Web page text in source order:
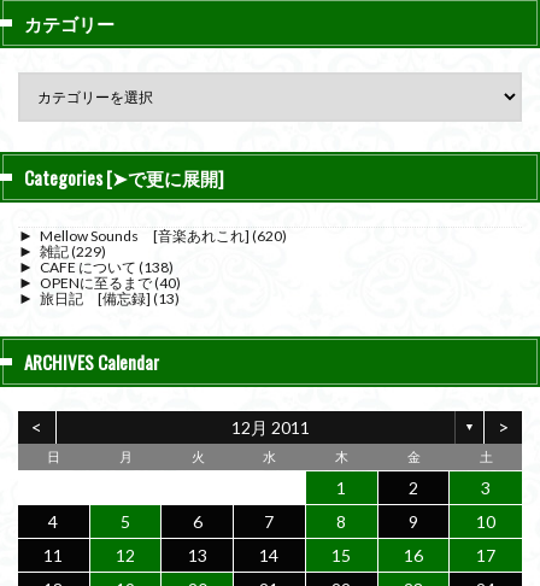
カテゴリー
Categories [➤で更に展開]
► Mellow Sounds [音楽あれこれ] (620)
► 雑記(229)
► CAFE について (138)
► OPENに至るまで(40)
► 旅日記 [備忘録] (13)
ARCHIVES Calendar
< 12月 2011 ▼ >
日 月 火 水 木 金 土
1 2
3
4
5 6 7 8 9
10
11
12 13 14 15 16
17